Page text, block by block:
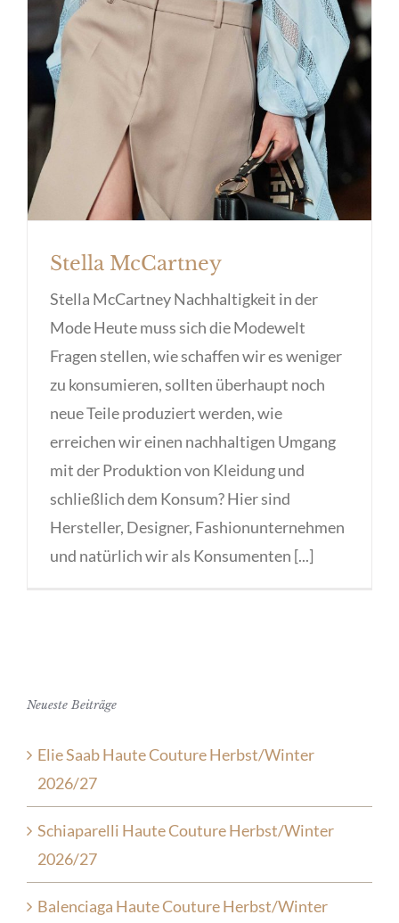
Stella McCartney
Stella McCartney Nachhaltigkeit in der
Mode Heute muss sich die Modewelt
Fragen stellen, wie schaffen wir es weniger
zu konsumieren, sollten überhaupt noch
neue Teile produziert werden, wie
erreichen wir einen nachhaltigen Umgang
mit der Produktion von Kleidung und
schließlich dem Konsum? Hier sind
Hersteller, Designer, Fashionunternehmen
und natürlich wir als Konsumenten [...]
Neueste Beiträge
Elie Saab Haute Couture Herbst/Winter
2026/27
Schiaparelli Haute Couture Herbst/Winter
2026/27
Balenciaga Haute Couture Herbst/Winter